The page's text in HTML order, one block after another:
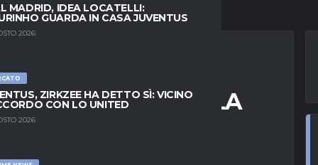
MADRID, IDEA LOCATELLI:
GUARDA IN CASA JUVENTUS
2026
ZIRKZEE HA DETTO SÌ: VICINO
CON LO UNITED
2026
NON MOLLA
GOSENS